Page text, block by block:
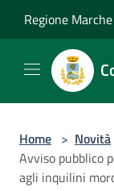
Regione Marche
Home > Novità
Avviso pubblico
agli inquilini